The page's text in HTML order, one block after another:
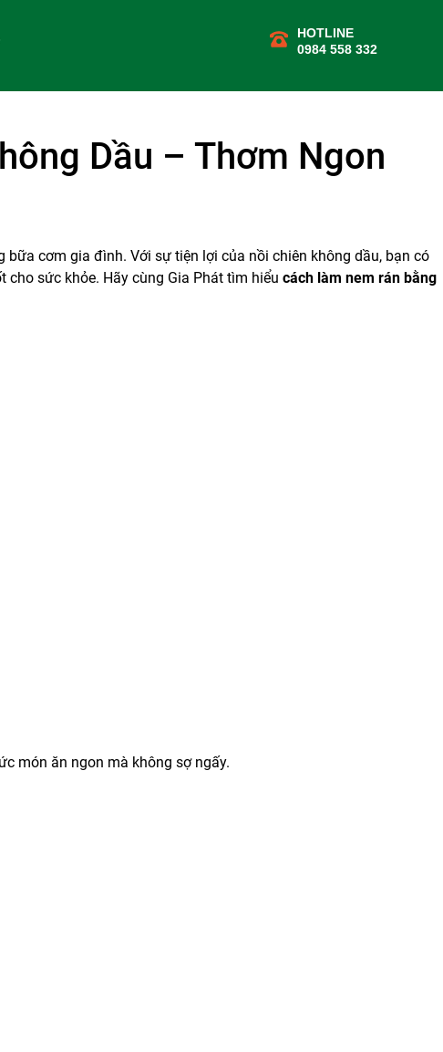
HOTLINE
0984 558 332
Dầu – Thơm Ngon
cơm gia đình. Với sự tiện lợi của nồi chiên không dầu, bạn có
sức khỏe. Hãy cùng Gia Phát tìm hiểu cách làm nem rán bằng
món ăn ngon mà không sợ ngấy.